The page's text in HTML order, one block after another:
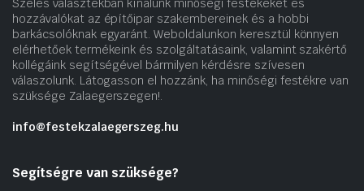
Széles választékban kínálunk minőségi festékeket és
hozzávalókat az építőipar szakembereinek és a hobbi
barkácsolóknak egyaránt. Weboldalunkon keresztül könnyen
elérhetőek termékeink és szolgáltatásaink, valamint szakértő
kollégáink segítségével bármilyen kérdésre szívesen
válaszolunk. Látogasson el hozzánk, ha minőségi festékre van
szüksége Zalaegerszegen!.
info@festekzalaegerszeg.hu
Segítségre van szüksége?